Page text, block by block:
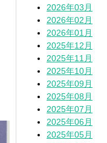
2026年03月
2026年02月
2026年01月
2025年12月
2025年11月
2025年10月
2025年09月
2025年08月
2025年07月
2025年06月
2025年05月